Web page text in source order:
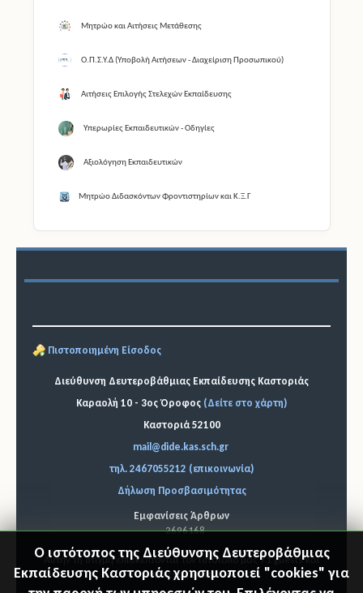
Μητρώο και Αιτήσεις Μετάθεσης
Ο.Π.Σ.Υ.Δ (Υποβολή Αιτήσεων - Διαχείριση Προσωπικού)
Αιτήσεις Επιλογής Στελεχών Εκπαίδευσης
Υπερωρίες Εκπαιδευτικών - Οδηγίες
Αξιολόγηση Εκπαιδευτικών
Μητρώο Διδασκόντων Φροντιστηρίων και Κ.Ξ.Γ
Πιστοποιημένη Είσοδος
Διεύθυνση Δευτεροβάθμιας Εκπαίδευσης Καστοριάς
Καραολή 10 - 3ος Όροφος (Δείτε στο χάρτη)
Καστοριά 52100
mail@dide.kas.sch.gr
τηλ. 2467055212 (επικοινωνία)
Δήλωση Προσβασιμότητας
Εμφανίσεις Άρθρων
2696168
Αυτήν τη στιγμή επισκέπτονται τον ιστότοπό μας 71 guests και
κανένα μέλος
Ο ιστότοπος της Διεύθυνσης Δευτεροβάθμιας
Εκπαίδευσης Καστοριάς χρησιμοποιεί "cookies" για